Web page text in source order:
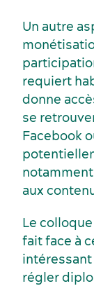
Services et
Un autre
requiert
donne
se
Facebook
aux
Le colloque
fait face à
régler